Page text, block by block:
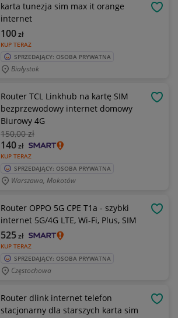
karta tunezja sim max it orange
internet
KUP TERAZ
100zł
SPRZEDAJĄCY: OSOBA PRYWATNA
Białystok
Router TCL Linkhub na kartę SIM
bezprzewodowy internet domowy
Biurowy 4G
150,00 zł
KUP TERAZ
140zł
SPRZEDAJĄCY: OSOBA PRYWATNA
Warszawa, Mokotów
Router OPPO 5G CPE T1a - szybki
internet 5G/4G LTE, Wi-Fi, Plus, SIM
KUP TERAZ
525zł
SPRZEDAJĄCY: OSOBA PRYWATNA
Częstochowa
Router dlink internet telefon
stacjonarny dla starszych karta sim